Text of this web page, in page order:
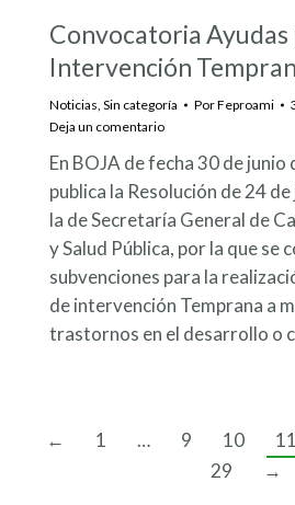
Convocatoria Ayudas
Intervención
Noticias Sin categoría PorFeproami
Deja un comentario
En BOJA de fecha 30 de junio
publica la Resolución de 24
la de Secretaría General de
y Salud Pública, por la que se
subvenciones para la
de intervención Temprana a
trastornos en el desarrollo o
← 1 … 9 10 11
29
→